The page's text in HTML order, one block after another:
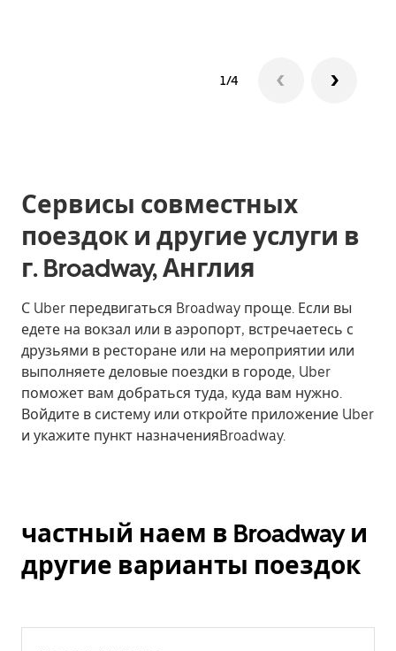
1/4
Сервисы совместных
поездок и другие услуги в
г. Broadway, Англия
С Uber передвигаться Broadway проще. Если вы
едете на вокзал или в аэропорт, встречаетесь с
друзьями в ресторане или на мероприятии или
выполняете деловые поездки в городе, Uber
поможет вам добраться туда, куда вам нужно.
Войдите в систему или откройте приложение Uber
и укажите пункт назначенияBroadway.
частный наем в Broadway и
другие варианты поездок